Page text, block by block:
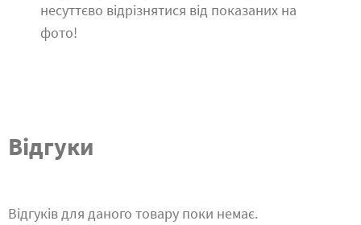
несуттєво відрізнятися від показаних на
фото!
Відгуки
Відгуків для даного товару поки немає.